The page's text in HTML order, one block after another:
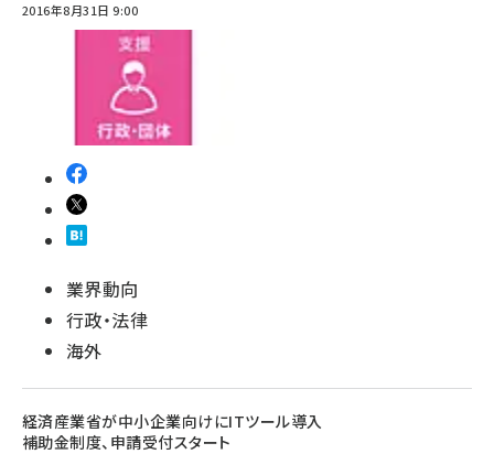
2016年8月31日 9:00
業界動向
行政・法律
海外
経済産業省が中小企業向けにITツール導入
補助金制度、申請受付スタート